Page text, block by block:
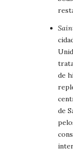
de
de